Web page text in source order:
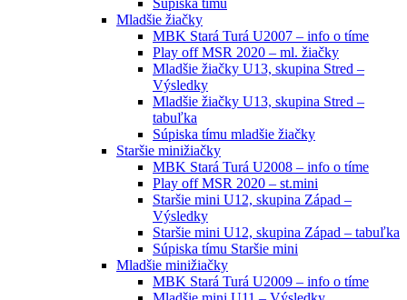
Mladšie žiačky
MBK Stará Turá U2007 – info o tíme
Play off MSR 2020 – ml. žiačky
Mladšie žiačky U13, skupina Stred –
Výsledky
Mladšie žiačky U13, skupina Stred –
tabuľka
Súpiska tímu mladšie žiačky
Staršie minižiačky
MBK Stará Turá U2008 – info o tíme
Play off MSR 2020 – st.mini
Staršie mini U12, skupina Západ –
Výsledky
Staršie mini U12, skupina Západ – tabuľka
Súpiska tímu Staršie mini
Mladšie minižiačky
MBK Stará Turá U2009 – info o tíme